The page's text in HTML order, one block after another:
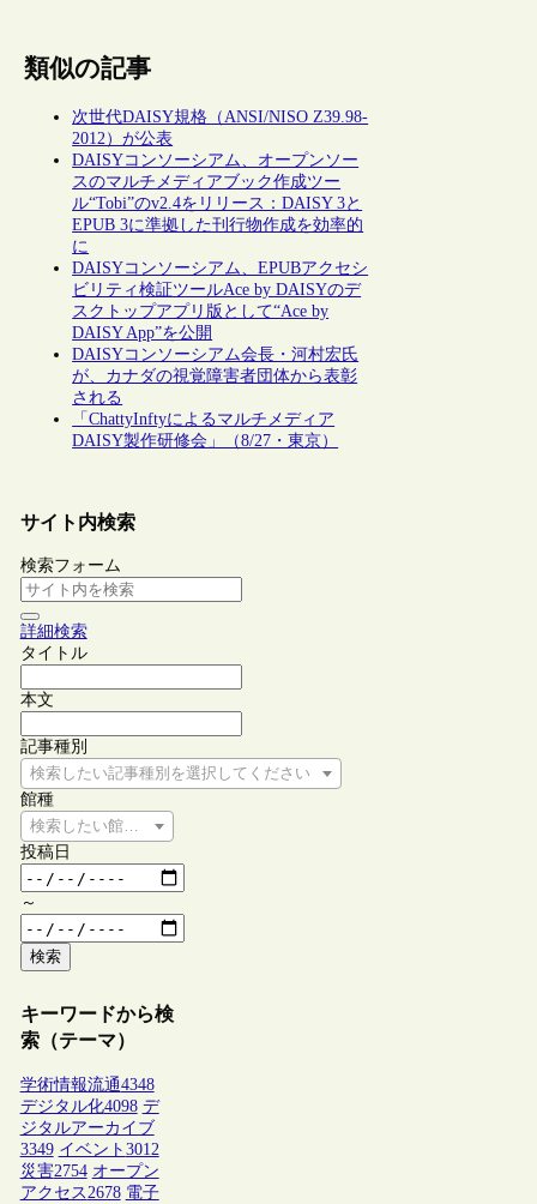
類似の記事
次世代DAISY規格（ANSI/NISO Z39.98-
2012）が公表
DAISYコンソーシアム、オープンソー
スのマルチメディアブック作成ツー
ル“Tobi”のv2.4をリリース：DAISY 3と
EPUB 3に準拠した刊行物作成を効率的
に
DAISYコンソーシアム、EPUBアクセシ
ビリティ検証ツールAce by DAISYのデ
スクトップアプリ版として“Ace by
DAISY App”を公開
DAISYコンソーシアム会長・河村宏氏
が、カナダの視覚障害者団体から表彰
される
「ChattyInftyによるマルチメディア
DAISY製作研修会」（8/27・東京）
サイト内検索
検索フォーム
詳細検索
タイトル
本文
記事種別
検索したい記事種別を選択してください
館種
検索したい館種を選択してください
投稿日
～
検索
キーワードから検
索（テーマ）
学術情報流通4348
デジタル化4098 デ
ジタルアーカイブ
3349 イベント 3012
災害2754 オープン
アクセス 2678 電子